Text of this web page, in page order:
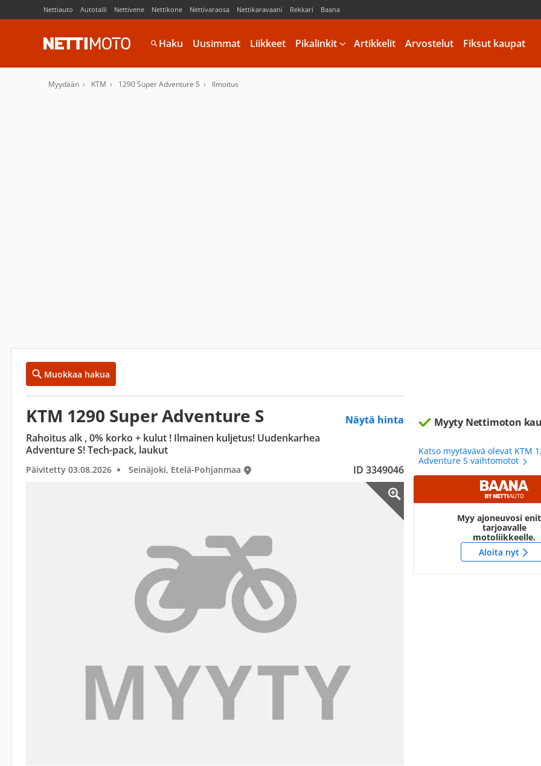
Nettiauto Autotalli Nettivene Nettikone Nettivaraosa Nettikaravaani Rekkari Baana
Haku Uusimmat Liikkeet Pikalinkit Artikkelit Arvostelut Fiksut kaupat
Myydään KTM 1290 Super Adventure S Ilmoitus
Muokkaa hakua
KTM 1290 Super Adventure S
Näytä hinta
Rahoitus alk , 0% korko + kulut ! Ilmainen kuljetus! Uudenkarhea
Adventure S! Tech-pack, laukut
Päivitetty 03.08.2026 Seinäjoki, Etelä-Pohjanmaa ID 3349046
Myyty Nettimoton
Katso myytävävä olevat KTM
Adventure S vaihtomotot
Myy ajoneuvosi
tarjoavalle
motoliikkeelle.
Aloita nyt